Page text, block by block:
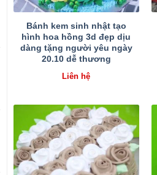
Bánh kem sinh nhật tạo
hình hoa hồng 3d đẹp dịu
dàng tặng người yêu ngày
20.10 dễ thương
Liên hệ